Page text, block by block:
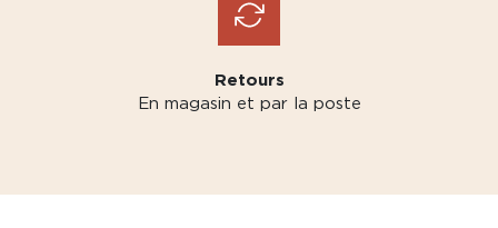
Retours
En magasin et par la poste